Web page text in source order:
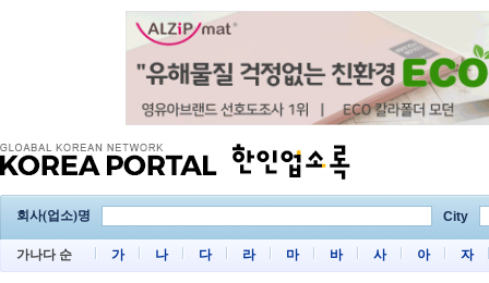
회사(업소)명 City
가나다 순 가 나 다 라 마 바 사 아 자